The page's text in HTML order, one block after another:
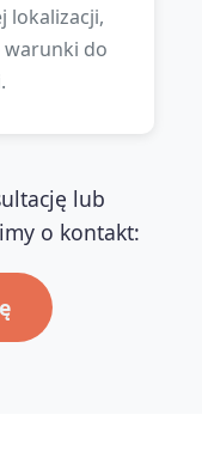
lokalizacji,
do
lub
o kontakt: